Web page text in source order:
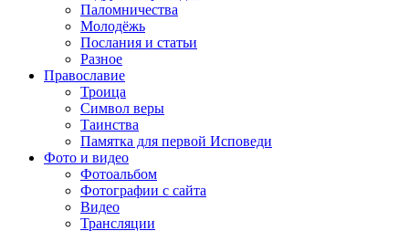
Паломничества
Молодёжь
Послания и статьи
Разное
Православие
Троица
Символ веры
Таинства
Памятка для первой Исповеди
Фото и видео
Фотоальбом
Фотографии с сайта
Видео
Трансляции